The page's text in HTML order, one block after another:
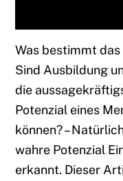
Was bestimmt
Sind Ausbildung
die
Potenzial eines
können? –
wahre Potenzial
erkannt. Dieser